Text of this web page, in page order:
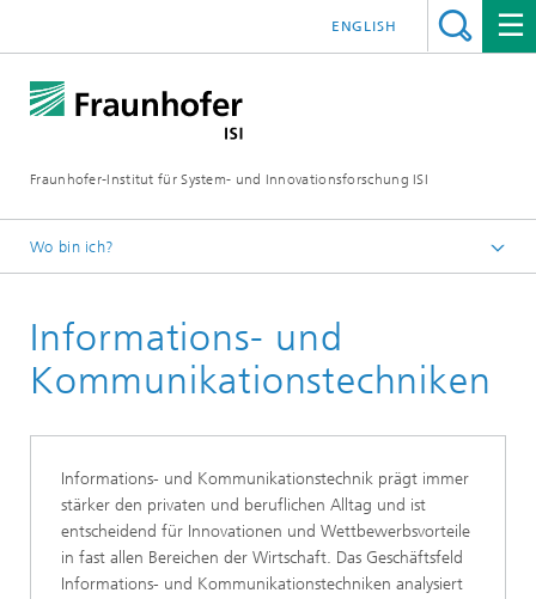
Fraunhofer-Institut für System- und Innovationsforschung ISI
ENGLISH
Wo bin ich?
Abteilungen
Neue Technologien
Informations- und
Kommunikationstechniken
Informations- und Kommunikationstechnik prägt immer
stärker den privaten und beruflichen Alltag und ist
entscheidend für Innovationen und Wettbewerbsvorteile
in fast allen Bereichen der Wirtschaft. Das Geschäftsfeld
Informations- und Kommunikationstechniken analysiert